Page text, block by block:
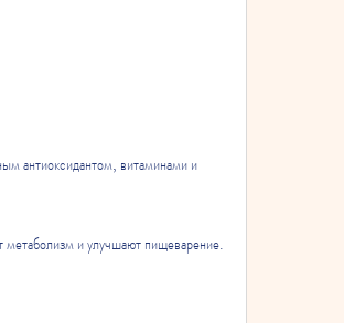
метаболизм и улучшают пищеварение.